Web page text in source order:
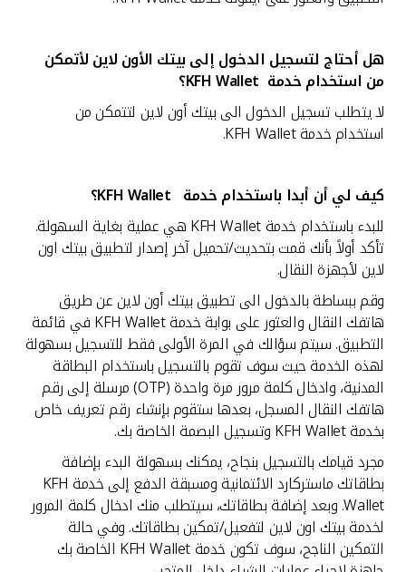
هل أحتاج لتسجيل الدخول إلى بيتك الأون لاين لأتمكن
من استخدام خدمة
لا يتطلب تسجيل الدخول الى بيتك أون لاين لتتمكن من
استخدام خدمة KFH Wallet.
كيف لي أن أبدا باستخدام خدمة
للبدء باستخدام خدمة KFH Wallet هي عملية بغاية السهولة.
تأكد أولاً بأنك قمت بتحديث/تحميل آخر إصدار لتطبيق بيتك اون
لاين لأجهزة النقال.
وقم ببساطة بالدخول الى تطبيق بيتك أون لاين عن طريق
هاتفك النقال والعثور على بوابة خدمة KFH Wallet في قائمة
التطبيق. سيتم سؤالك في المرة الأولى فقط للتسجيل بسهولة
لهذه الخدمة حيث سوف تقوم بالتسجيل باستخدام البطاقة
المدنية، وادخال كلمة مرور مرة واحدة (OTP) مرسلة إلى رقم
هاتفك النقال المسجل، بعدها ستقوم بإنشاء رقم تعريف خاص
بخدمة KFH Wallet وتسجيل البصمة الخاصة بك.
مجرد قيامك بالتسجيل بنجاح، يمكنك بسهولة البدء بإضافة
بطاقاتك ماستركارد الائتمانية ومسبقة الدفع إلى خدمة KFH
Wallet. وبعد إضافة بطاقاتك، سيتطلب منك ادخال كلمة المرور
لخدمة بيتك اون لاين لتفعيل/تمكين بطاقاتك. وفي حالة
التمكين الناجح، سوف تكون خدمة KFH Wallet الخاصة بك